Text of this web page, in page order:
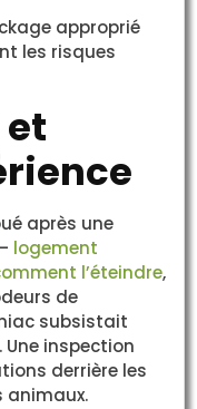
approprié
les risques
après une
logement
l’éteindre,
de
subsistait
inspection
derrière les
animaux.